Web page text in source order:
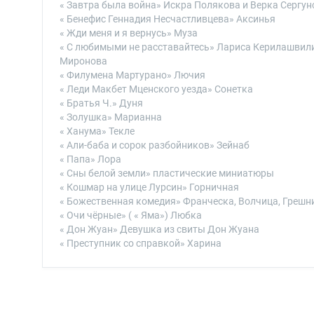
« Завтра была война» Искра Полякова и Верка
« Бенефис Геннадия Несчастливцева» Аксинья
« Жди меня и я вернусь» Муза
« С любимыми не расставайтесь» Лариса
Миронова
« Филумена Мартурано» Лючия
« Леди Макбет Мценского уезда» Сонетка
« Братья Ч.» Дуня
« Золушка» Марианна
« Ханума» Текле
« Али-баба и сорок разбойников» Зейнаб
« Папа» Лора
« Сны белой земли» пластические миниатюры
« Кошмар на улице Лурсин» Горничная
« Божественная комедия» Франческа, Волчица,
« Очи чёрные» ( « Яма») Любка
« Дон Жуан» Девушка из свиты Дон Жуана
« Преступник со справкой» Харина